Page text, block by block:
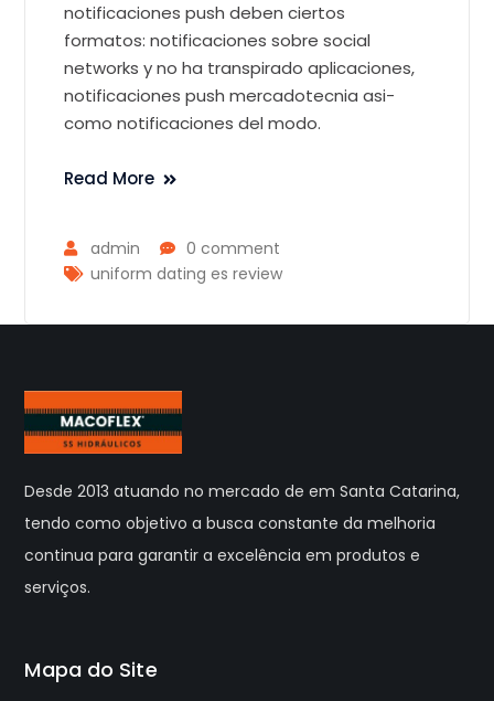
notificaciones push deben ciertos
formatos: notificaciones sobre social
networks y no ha transpirado aplicaciones,
notificaciones push mercadotecnia asi­
como notificaciones del modo.
Read More
admin
0 comment
uniform dating es review
Desde 2013 atuando no mercado de em Santa Catarina,
tendo como objetivo a busca constante da melhoria
continua para garantir a excelência em produtos e
serviços.
Mapa do Site